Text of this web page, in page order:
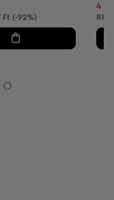
Ft (-92%)
4
RRP